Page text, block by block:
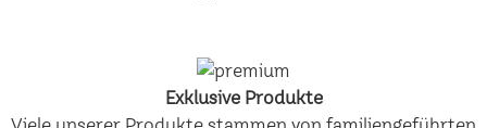
Exklusive Produkte